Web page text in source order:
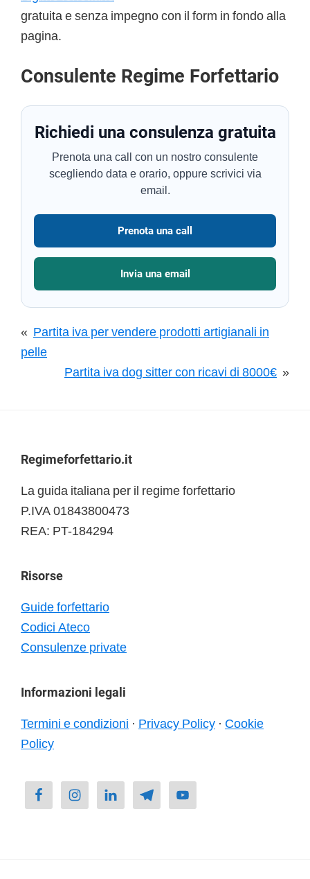
gratuita e senza impegno con il form in fondo alla
pagina.
Consulente Regime Forfettario
Richiedi una consulenza gratuita
Prenota una call con un nostro consulente
scegliendo data e orario, oppure scrivici via
email.
Prenota una call
Invia una email
« Partita iva per vendere prodotti artigianali in
pelle
Partita iva dog sitter con ricavi di 8000€ »
Footer
Regimeforfettario.it
La guida italiana per il regime forfettario
P.IVA 01843800473
REA: PT-184294
Risorse
Guide forfettario
Codici Ateco
Consulenze private
Informazioni legali
Termini e condizioni · Privacy Policy · Cookie
Policy